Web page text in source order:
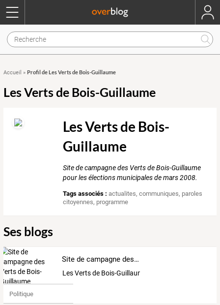
Accueil » Profil de Les Verts de Bois-Guillaume
Les Verts de Bois-Guillaume
Les Verts de Bois-
Guillaume
Site de campagne des Verts de Bois-Guillaume
pour les élections municipales de mars 2008.
Tags associés : actualites,communiques, paroles
citoyennes, programme
Ses blogs
Site de campagne des Verts de Bois-Guillaume
Les Verts de Bois-Guillaume
Politique